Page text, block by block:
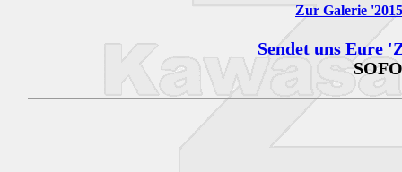
Zur Galerie
Sendet uns Eure